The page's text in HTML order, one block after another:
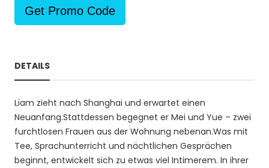
Get Promo Code
DETAILS
Liam zieht nach Shanghai und erwartet einen
Neuanfang.Stattdessen begegnet er Mei und Yue – zwei
furchtlosen Frauen aus der Wohnung nebenan.Was mit
Tee, Sprachunterricht und nächtlichen Gesprächen
beginnt, entwickelt sich zu etwas viel Intimerem. In ihrer